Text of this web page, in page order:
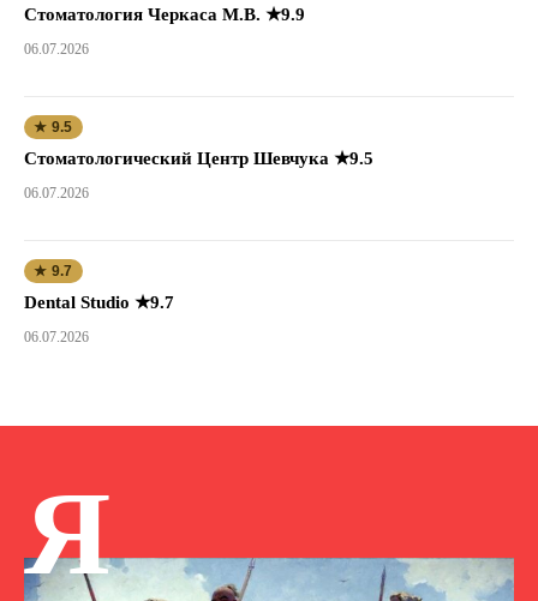
Стоматология Черкаса М.В. ★9.9
06.07.2026
★ 9.5
Стоматологический Центр Шевчука ★9.5
06.07.2026
★ 9.7
Dental Studio ★9.7
06.07.2026
Я